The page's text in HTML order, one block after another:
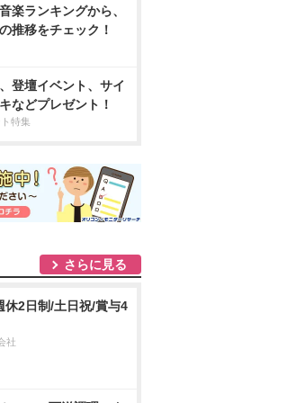
楽ランキングから、
推移をチェック！
登壇イベント、サイ
などプレゼント！
特集
さらに見る
休2日制/土日祝/賞与4
社